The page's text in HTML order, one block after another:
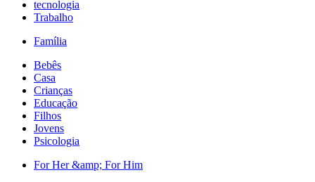
tecnologia
Trabalho
Família
Bebês
Casa
Crianças
Educação
Filhos
Jovens
Psicologia
For Her &amp; For Him